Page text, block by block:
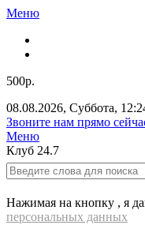
Меню
500р.
08.08.2026, Суббота,
Звоните нам прямо
Меню
Клуб 24.7
Нажимая на кнопку , я
персональных данных